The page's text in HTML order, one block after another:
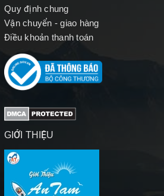
Quy định chung
Vận chuyển - giao hàng
Điều khoản thanh toán
GIỚI THIỆU